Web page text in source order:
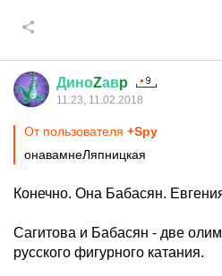
ДиноZавp
11:23, 11.02.2018
От пользователя +Spy
онавамнеЛяпницкая
Конечно. Она Бабасян.
Сагитова и Бабасян - две
русского фигурного катания.